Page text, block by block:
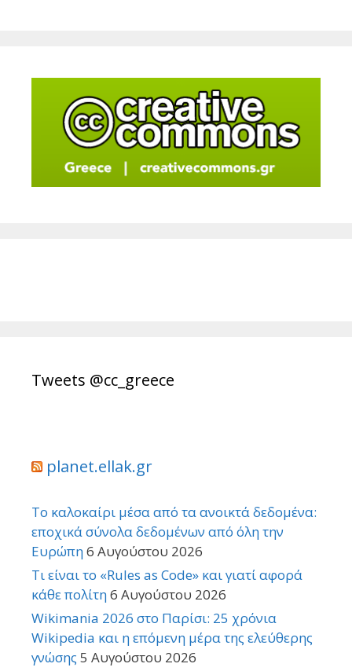
Tweets @cc_greece
planet.ellak.gr
Το καλοκαίρι μέσα από τα ανοικτά δεδομένα:
εποχικά σύνολα δεδομένων από όλη την
Ευρώπη6 Αυγούστου 2026
Τι είναι το «Rules as Code» και γιατί αφορά
κάθε πολίτη6 Αυγούστου 2026
Wikimania 2026 στο Παρίσι: 25 χρόνια
Wikipedia και η επόμενη μέρα της ελεύθερης
γνώσης 5 Αυγούστου 2026